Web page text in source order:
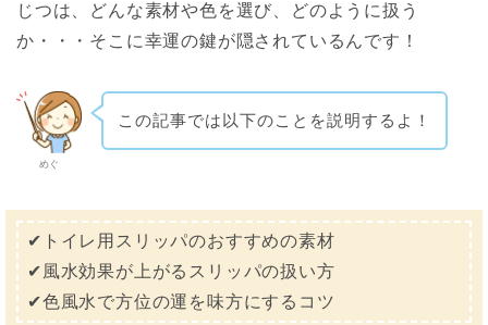
じつは、どんな素材や色を選び、どのように扱う
か・・・そこに幸運の鍵が隠されているんです！
めぐ
この記事では以下のことを説明するよ！
✔︎トイレ用スリッパのおすすめの素材
✔︎風水効果が上がるスリッパの扱い方
✔︎色風水で方位の運を味方にするコツ